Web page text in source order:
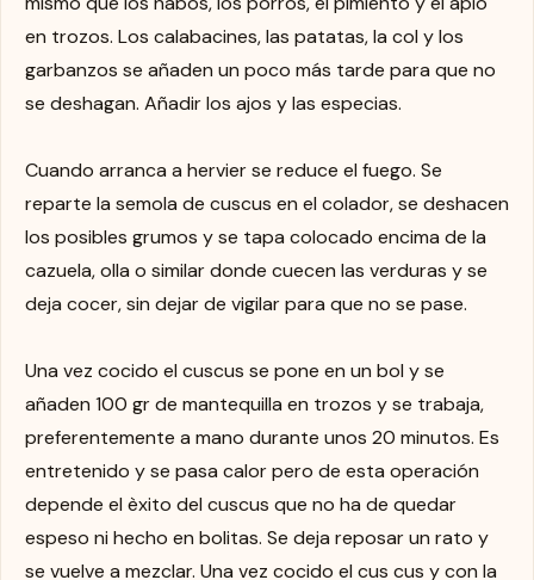
en trozos. Los calabacines, las patatas, la col y los
garbanzos se añaden un poco más tarde para que no
se deshagan. Añadir los ajos y las especias.
Cuando arranca a hervier se reduce el fuego. Se
reparte la semola de cuscus en el colador, se deshacen
los posibles grumos y se tapa colocado encima de la
cazuela, olla o similar donde cuecen las verduras y se
deja cocer, sin dejar de vigilar para que no se pase.
Una vez cocido el cuscus se pone en un bol y se
añaden 100 gr de mantequilla en trozos y se trabaja,
preferentemente a mano durante unos 20 minutos. Es
entretenido y se pasa calor pero de esta operación
depende el èxito del cuscus que no ha de quedar
espeso ni hecho en bolitas. Se deja reposar un rato y
se vuelve a mezclar. Una vez cocido el cus cus y con la